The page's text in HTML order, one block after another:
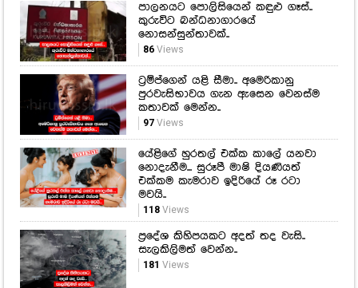
පාලනයට පොලිසියෙන් කඳුළු ගෑස්..
කුරුවිට බන්ධනාගාරයේ
නොසන්සුන්තාවක්..
86Views
ට්‍රම්ප්ගෙන් යළි සීමා.. අමෙරිකානු
පුරවැසිභාවය ගැන ඇසෙන වෙනස්ම
කතාවක් මෙන්න..
97Views
යේළිගේ හුරතල් එක්ක කාලේ යනවා
නොදැනීම... සුරූපී මාෂි දියණියත්
එක්කම කැමරාව ඉදිරියේ රූ රටා
මවයි..
118Views
ප්‍රදේශ කිහිපයකට අදත් තද වැසි..
සැලකිලිමත් වෙන්න..
181 Views